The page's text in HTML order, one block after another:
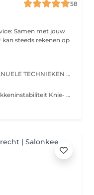
58
steeds rekenen op
HET LICHAAM CORRIGEREN MET MANUELE TECHNIEKEN Het genezen met speciale druk- en duwmethodes voor de wervelkolom en gewrichten is al zo oud als de mensheid. Vele moderne therapievormen die wij vandaag de dag toepassen, zijn afkomstig of afgeleid uit het oude China. Chinese bone setting is een manuele therapievorm waarbij we met ademhaling en een lichte tot medium druk de botten, wervels en gewrichten in het lichaam corrigeren. Of met andere woorden, de subluxatie (zenuwblokkade, beknelling), scheefstand of instabiliteit van gewrichten of botten. Wervels in de wervelkolom of gewrichten staan niet meer in hun ideale positie, waardoor er bewegingsbeperkingen (fixatie) en pijn kan ontstaan. Dit creëert drukpunten op het ruggenmerg of de zenuwen, waardoor het lichaam niet meer goed kan functioneren. Door het corrigeren of 'manipuleren' van gewrichten, wervels of botten kan dit opgelost worden. Chinese bone setting (Zheng Ghu) is een ideale en veilige manier om het lichaam te corrigeren. Het hele bewegingsapparaat bestaat uit het motorische systeem, motoriek en het geheel van botten, gewrichten, skeletspieren, pezen en motorische zenuwen, die zorgen voor de lichaamshoudingen en bewegingen. Als we dus corrigeren op botten, wervels en gewrichten, dan beïnvloeden we ook de spieren, pezen en het zenuwstelsel. Het gaat om een eeuwenoude behandelwijze uit China die van generatie op generatie is overgedragen.
INDICATIES: Lengteverschil benen Bekkeninstabiliteit Knie- , enkels- en voetproblematiek (scheefstand, kneuzing, neuropathie) Spondylosis (slijtage van de wervels), scoliose (afwijkende kromming in wervelkolom), lage rugklachten (lumbago), niet acute hernia en ischias, luxatie (gewricht, beknelling van zenuw), subluxatie (werveldislocatie) Nek- en schouderklachten, frozen shoulder, hoofdpijn, oogklachten, migraine Nek- en schouderklachten, frozen shoulder, hoofdpijn, oogklachten, migraine Tennis- en golfarm, RSI, springvinger, carpale tunnel syndroom Vestibulum id, eleifend justo vel bibendum Rotator cuff problematiek Doorbloedingsstoornis in spieren en pezen Duizeligheid, ménière, evenwichtsstoornis Pijnbestrijding, ontstekingsremmend, myofasciale reactiepunten oplossen, mobiliteit bevorderen, vermoeidheid verminderen Optimale houding = optimaal functioneren.